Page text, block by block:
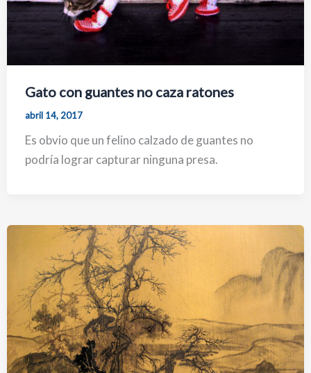
Gato con guantes no caza ratones
abril 14, 2017
Es obvio que un felino calzado de guantes no
podría lograr capturar ninguna presa.